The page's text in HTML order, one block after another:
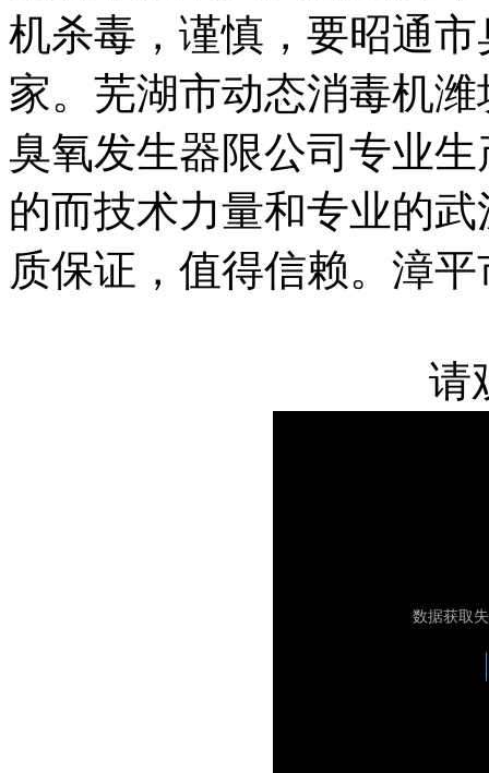
机杀毒， 谨慎，要昭通
家。 芜湖市动态消毒机潍
臭氧发生器限公司专业
的而技术力量和专业的武
质保证，值得信赖。 漳平
请